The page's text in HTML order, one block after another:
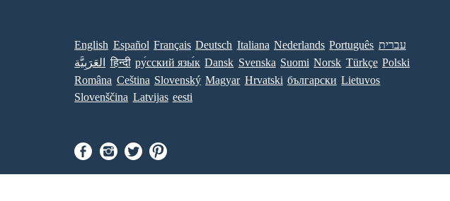
English Español Français Deutsch Italiana Nederlands Português עברית
العَرَبِيَّة
हिन्दी ру́сский язы́к Dansk Svenska Suomi Norsk Türkçe Polski
Româna Ceština Slovenský Magyar Hrvatski български Lietuvos
Slovenščina Latvijas eesti